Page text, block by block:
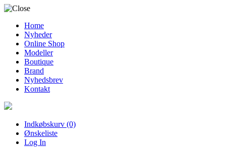
Home
Nyheder
Online Shop
Modeller
Boutique
Brand
Nyhedsbrev
Kontakt
Indkøbskurv (0)
Ønskeliste
Log In